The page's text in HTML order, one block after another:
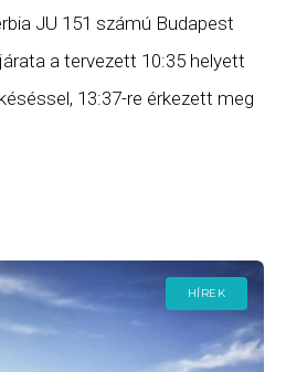
JU 151 számú Budapest
a tervezett 10:35 helyett
13:37-re érkezett meg
HÍREK